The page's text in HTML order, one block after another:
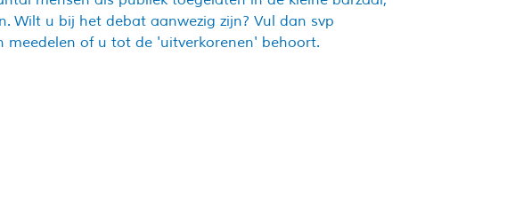
Wilt u bij het debat aanwezig zijn? Vul dan svp
of u tot de 'uitverkorenen' behoort.